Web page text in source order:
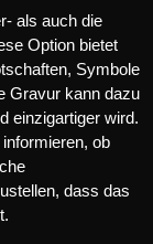
als auch die
Option bietet
Symbole
Gravur kann dazu
einzigartiger wird.
ob
dass das